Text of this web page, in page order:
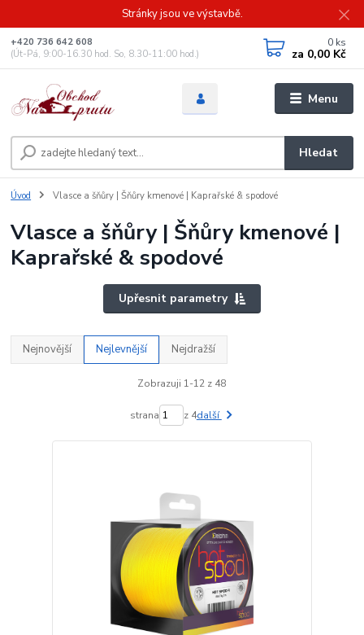
Stránky jsou ve výstavbě.
Menu
Hledat
+420 736 642 608
(Út-Pá, 9:00-16.30 hod. So, 8.30-11:00 hod.)
0 ks
za 0,00 Kč
Úvod Vlasce a šňůry | Šňůry kmenové | Kaprařské & spodové
Vlasce a šňůry | Šňůry kmenové |
Kaprařské & spodové
Upřesnit parametry
Nejnovější Nejlevnější Nejdražší
Zobrazuji 1-12 z 48
strana z 4další